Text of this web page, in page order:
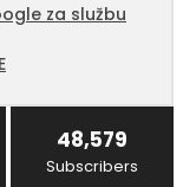
za službu
48,579
Subscribers